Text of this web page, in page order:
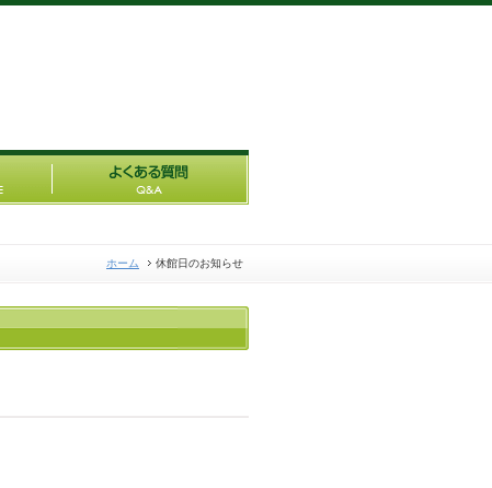
ホーム 休館日のお知らせ